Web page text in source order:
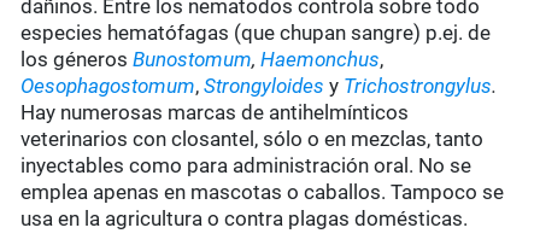
dañinos. Entre los nematodos controla sobre todo
especies hematófagas (que chupan sangre) p.ej. de
los génerosBunostomum, Haemonchus,
Oesophagostomum,Strongyloides y Trichostrongylus.
Hay numerosas marcas de antihelmínticos
veterinarios con closantel, sólo o en mezclas, tanto
inyectables como para administración oral. No se
emplea apenas en mascotas o caballos. Tampoco se
usa en la agricultura o contra plagas domésticas.